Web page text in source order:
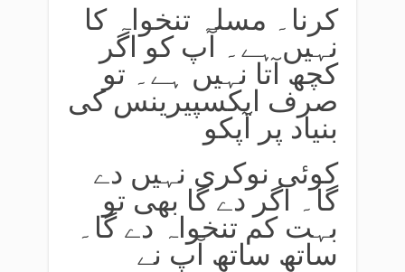
کرنا۔ مسلہ تنخواہ کا
نہیں ہے۔ آپ کو اگر
کچھ آتا نہیں ہے۔ تو
صرف ایکسپیرینس کی
بنیاد پر آپکو
کوئی نوکری نہیں دے
گا۔ اگر دے گا بھی تو
بہت کم تنخواہ دے گا۔
ساتھ ساتھ آپ نے